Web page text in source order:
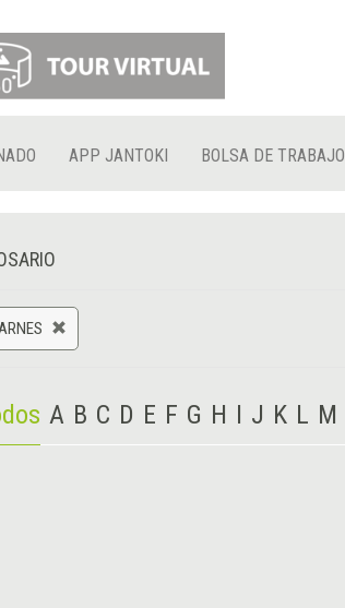
APP JANTOKI BOLSA DE TRABAJO
A B C D E F G H I J K L M